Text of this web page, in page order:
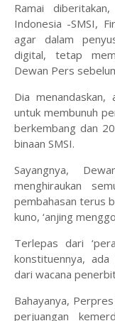
Ramai
Indonesia -SMSI,
agar dalam
digital, tetap
Dewan Pers
Dia
untuk membunuh
berkembang dan
binaan SMSI.
Sayangnya,
menghiraukan
pembahasan terus
kuno, ‘anjing
Terlepas dari
konstituennya,
dari wacana
Bahayanya,
perjuangan